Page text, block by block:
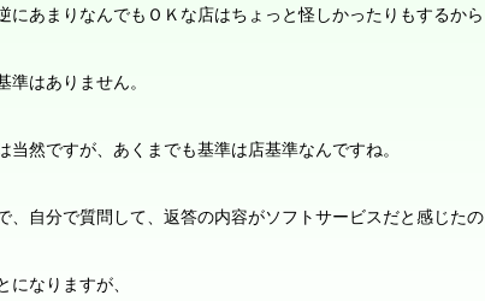
あまりなんでもＯＫな店はちょっと怪しかったりもするから
はありません。
然ですが、あくまでも基準は店基準なんですね。
自分で質問して、返答の内容がソフトサービスだと感じたの
なりますが、